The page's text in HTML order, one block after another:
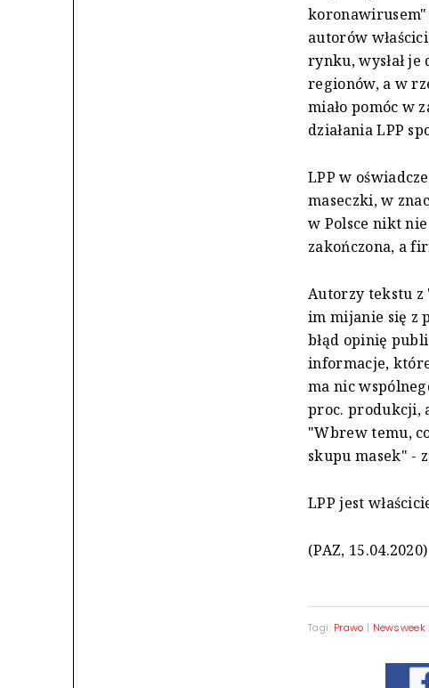
koronawirusem"
autorów
rynku, wysłał
regionów, a w
miało pomóc w
działania LPP
LPP w
maseczki, w
w Polsce nikt
zakończona, a
Autorzy tekstu z
im mijanie się z
błąd opinię
informacje,
ma nic
proc. produkcji,
"Wbrew temu,
skupu masek" -
LPP jest
(PAZ, 15.04.2020)
Tagi: Prawo | Newsweek